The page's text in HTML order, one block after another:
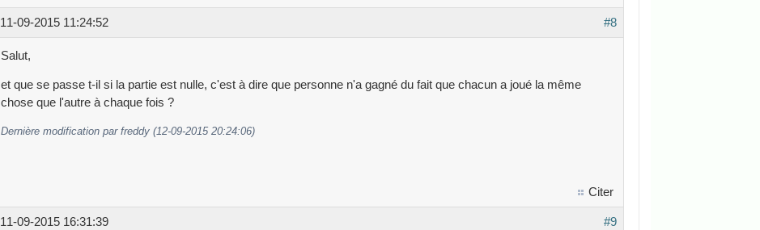
#8
11-09-2015 11:24:52
Salut,
et que se passe t-il si la partie est nulle, c'est à dire que personne n'a gagné du fait que chacun a joué la même
chose que l'autre à chaque fois ?
Dernière modification par freddy (12-09-2015 20:24:06)
Citer
#9
11-09-2015 16:31:39